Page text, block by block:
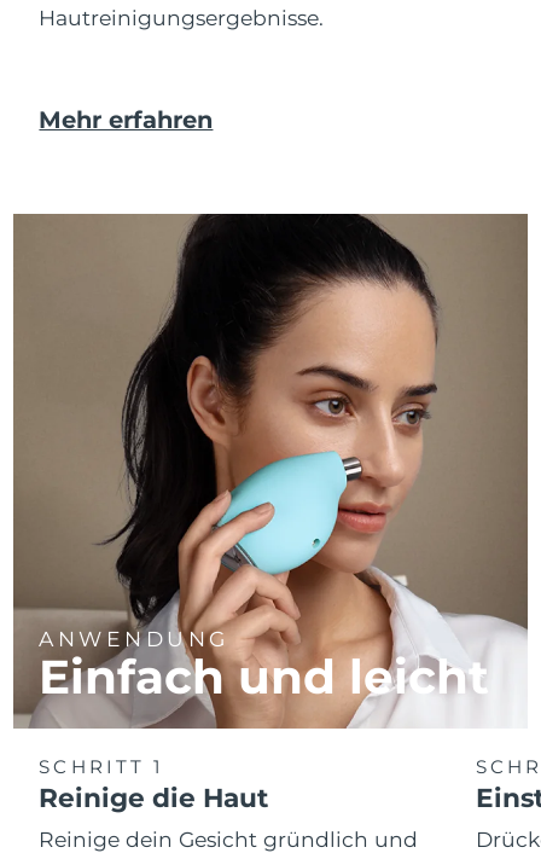
Hautreinigungsergebnisse.
Mehr erfahren
ANWENDUNG
Einfach und leicht
SCHRITT 1
Reinige die Haut
Reinige dein Gesicht gründlich und